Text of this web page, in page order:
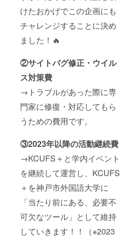
けたおかげでこの企画にも
チャレンジすることに決め
ました！🔥
②サイトバグ修正・ウイル
ス対策費
→トラブルがあった際に専
門家に修復・対応してもら
うための費用です。
③2023年以降の活動継続費
→KCUFS＋と学内イベント
を継続して運営し、KCUFS
＋を神戸市外国語大学に
「当たり前にある、必要不
可欠なツール」として維持
していきます！！（※2023